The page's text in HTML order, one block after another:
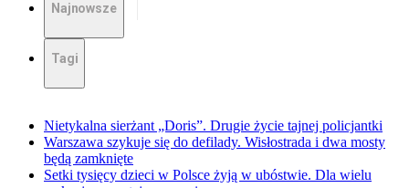
Najnowsze
Tagi
Nietykalna sierżant „Doris”. Drugie życie tajnej policjantki
Warszawa szykuje się do defilady. Wisłostrada i dwa mosty
będą zamknięte
Setki tysięcy dzieci w Polsce żyją w ubóstwie. Dla wielu